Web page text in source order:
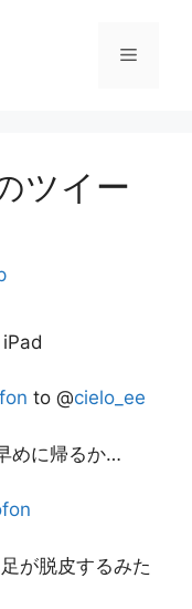
メ
ツイー
to @cielo_ee
めに帰るか…
足が脱皮するみた